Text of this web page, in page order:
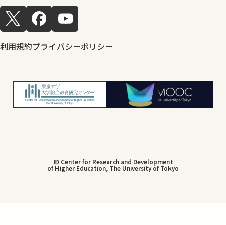
利用規約プライバシーポリシー
© Center for Research and Development
of Higher Education, The University of Tokyo